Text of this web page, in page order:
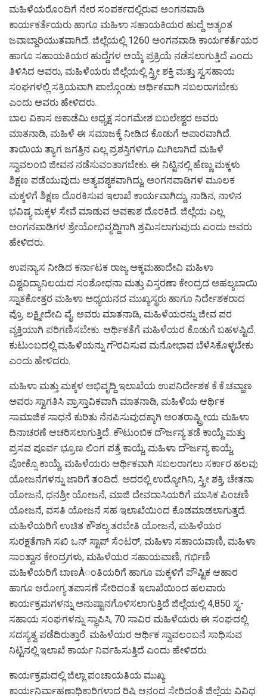
ಮಹಿಳೆಯರೊಂದಿಗೆ ನೇರ ಸಂಪರ್ಕದಲ್ಲಿರುವ ಅಂಗನವಾಡಿ
ಕಾರ್ಯಕರ್ತೆಯರು ಹಾಗೂ ಮಹಿಳಾ ಸಹಾಯಕಿಯರ ಹುದ್ದೆ ಅತ್ಯಂತ
ಜವಾಬ್ದಾರಿಯುತವಾಗಿದೆ. ಜಿಲ್ಲೆಯಲ್ಲಿ 1260 ಅಂಗನವಾಡಿ ಕಾರ್ಯಕರ್ತೆಯರ
ಹಾಗೂ ಸಹಾಯಕಿಯರ ಹುದ್ದೆಗಳ ಆಯ್ಕೆ ಪ್ರಕ್ರಿಯೆ ನಡೆಸಲಾಗುತ್ತಿದೆ ಎಂದು
ತಿಳಿಸಿದ ಅವರು, ಮಹಿಳೆಯರು ಜಿಲ್ಲೆಯಲ್ಲಿ ಸ್ತ್ರೀ ಶಕ್ತಿ ಮತ್ತು ಸ್ವಸಹಾಯ
ಸಂಘಗಳಲ್ಲಿ ಸಕ್ರಿಯವಾಗಿ ಪಾಲ್ಗೊಂಡು ಆರ್ಥಿಕವಾಗಿ ಸಬಲರಾಗಬೇಕು
ಎಂದು ಅವರು ಹೇಳಿದರು.
ಬಾಲ ವಿಕಾಸ ಅಕಾಡೆಮಿ ಅಧ್ಯಕ್ಷ ಸಂಗಮೇಶ ಬಬಲೇಶ್ವರ ಅವರು
ಮಾತನಾಡಿ, ಮಹಿಳೆ ಈ ಸಮಾಜಕ್ಕೆ ನೀಡಿದ ಕೊಡುಗೆ ಅಪಾರವಾಗಿದೆ.
ತಾಯಿಯ ತ್ಯಾಗ ಜಗತ್ತಿನ ಎಲ್ಲ ಪ್ರಶಸ್ತಿಗಳಿಗೂ ಮಿಗಿಲಾಗಿದೆ ಮಹಿಳೆ
ಸ್ವಾವಲಂಬಿ ಜೀವನ ನಡೆಸುವಂತಾಗಬೇಕು. ಈ ನಿಟ್ಟಿನಲ್ಲಿ ಹೆಣ್ಣು ಮಕ್ಕಳು
ಶಿಕ್ಷಣ ಪಡೆಯುವುದು ಅತ್ಯವಶ್ಯಕವಾಗಿದ್ದು, ಅಂಗನವಾಡಿಗಳ ಮೂಲಕ
ಮಕ್ಕಳಿಗೆ ಶಿಕ್ಷಣ ದೊರಕಿಸುವ ಇಲಾಖೆ ಕಾರ್ಯವಾಗಿದ್ದು, ನಾಡಿನ, ನಾಳಿನ
ಭವಿಷ್ಯ ಮಕ್ಕಳ ಸೇವೆ ಮಾಡುವ ಅವಕಾಶ ದೊರಕಿದೆ. ಜಿಲ್ಲೆಯ ಎಲ್ಲ
ಅಂಗನವಾಡಿಗಳ ಶ್ರೇಯೋಭಿವೃದ್ದಿಗಾಗಿ ಶ್ರಮಿಸಲಾಗುವುದು ಎಂದು ಅವರು
ಹೇಳಿದರು.
ಉಪನ್ಯಾಸ ನೀಡಿದ ಕರ್ನಾಟಕ ರಾಜ್ಯ ಅಕ್ಕಮಹಾದೇವಿ ಮಹಿಳಾ
ವಿಶ್ವವಿದ್ಯಾನಿಲಯದ ಸಂಶೋಧನಾ ಮತ್ತು ವಿಸ್ತರಣಾ ಕೇಂದ್ರದ ಅಹಲ್ಯಬಾಯಿ
ಸ್ನಾತಕೋತ್ತರ ಮಹಿಳಾ ಅಧ್ಯಯನದ ಮುಖ್ಯಸ್ಥರು ಹಾಗೂ ನಿರ್ದೇಶಕರಾದ
ಪ್ರೊ. ಲಕ್ಷ್ಮೀದೇವಿ ವೈ. ಅವರು ಮಾತನಾಡಿ, ಮಹಿಳೆಯರನ್ನು ಜೀವ ಪರ
ವ್ಯಕ್ತಿಯಾಗಿ ಪರಿಗಣಿಸಬೇಕು. ಆರ್ಥಿಕತೆಗೆ ಮಹಿಳೆಯರ ಕೊಡುಗೆ ಬಹಳಷ್ಟಿದೆ.
ಕುಟುಂಬದಲ್ಲಿ ಮಹಿಳೆಯನ್ನು ಗೌರವಿಸುವ ಮನೋಭಾವ ಬೆಳೆಸಿಕೊಳ್ಳಬೇಕು
ಎಂದು ಹೇಳಿದರು.
ಮಹಿಳಾ ಮತ್ತು ಮಕ್ಕಳ ಅಭಿವೃದ್ದಿ ಇಲಾಖೆಯ ಉಪನಿರ್ದೇಶಕ ಕೆ.ಕೆ.ಚವ್ಹಾಣ
ಅವರು ಸ್ವಾಗತಿಸಿ ಪ್ರಾಸ್ತಾವಿಕವಾಗಿ ಮಾತನಾಡಿ, ಮಹಿಳೆಯ ಆರ್ಥಿಕ
ಸಾಮಾಜಿಕ ಸಾಧನೆ ಕುರಿತು ನೆನಪಿಸುವುದಕ್ಕಾಗಿ ಅಂತರಾಷ್ಟ್ರೀಯ ಮಹಿಳಾ
ದಿನಾಚರಣೆ ಆಚರಿಸಲಾಗುತ್ತಿದೆ. ಕೌಟುಂಬಿಕ ದೌರ್ಜನ್ಯ ತಡೆ ಕಾಯ್ದೆ ಮತ್ತು
ಪ್ರಸವ ಪೂರ್ವ ಭ್ರೂಣ ಲಿಂಗ ಪತ್ತೆ ಕಾಯ್ದೆ, ಮಹಿಳಾ ದೌರ್ಜನ್ಯ ಕಾಯ್ದೆ,
ಪೋಕ್ಸೊ ಕಾಯ್ದೆ, ಮಹಿಳೆಯರು ಆರ್ಥಿಕವಾಗಿ ಸಬಲರಾಗಲು ಸರ್ಕಾರ ಹಲವು
ಯೋಜನೆಗಳನ್ನು ಜಾರಿಗೆ ತಂದಿದೆ. ಅದರಲ್ಲಿ ಉದ್ಯೋಗಿನಿ, ಸ್ತ್ರೀ ಶಕ್ತಿ, ಚೇತನಾ
ಯೋಜನೆ, ಧನಶ್ರೀ ಯೋಜನೆ, ಮಾಜಿ ದೇವದಾಸಿಯರಿಗೆ ಮಾಸಿಕ ಪಿಂಚಣಿ
ಯೋಜನೆ, ವಸತಿ ಯೋಜನೆ ಸಹ ಇಲಾಖೆಯಿಂದ ಕೊಡಮಾಡಲಾಗುತ್ತದೆ.
ಮಹಿಳೆಯರಿಗೆ ಉಚಿತ ಕೌಶಲ್ಯ ತರಬೇತಿ ಯೋಜನೆ, ಮಹಿಳೆಯರ
ಸುರಕ್ಷತೆಗಾಗಿ ಸಖಿ ಒನ್ ಸ್ಟಾಪ್ ಸೆಂಟರ್, ಮಹಿಳಾ ಸಹಾಯವಾಣಿ, ಮಹಿಳಾ
ಸಾಂತ್ವಾನ ಕೇಂದ್ರಗಳು, ಮಹಿಳೆಯರ ಸಹಾಯವಾಣಿ, ಗರ್ಭಿಣಿ
ಮಹಿಳೆಯರಿಗೆ ಬಾಣÀಂತಿಯರಿಗೆ ಹಾಗೂ ಮಕ್ಕಳಿಗೆ ಪೌಷ್ಟಿಕ ಆಹಾರ
ಹಾಗೂ ಆರೋಗ್ಯ ತಪಾಸಣೆ ಸೇರಿದಂತೆ ಇಲಾಖೆಯಿಂದ ಹಲವಾರು
ಕಾರ್ಯಕ್ರಮಗಳನ್ನು ಅನುಷ್ಟಾನಗೊಳಿಸಲಾಗುತ್ತಿದೆ ಜಿಲ್ಲೆಯಲ್ಲಿ 4,850 ಸ್ವ-
ಸಹಾಯ ಸಂಘಗಳನ್ನು ಸ್ಥಾಪಿಸಿ, 70 ಸಾವಿರ ಮಹಿಳೆಯರು ಈ ಸಂಘದಲ್ಲಿ
ಸದಸ್ಯತ್ವ ಪಡೆದಿರುತ್ತಾರೆ. ಮಹಿಳೆಯರ ಆರ್ಥಿಕ ಸ್ವಾವಲಂಬನೆ ಸಾಧಿಸುವ
ನಿಟ್ಟಿನಲ್ಲಿ ಇಲಾಖೆ ಕಾರ್ಯ ನಿರ್ವಹಿಸುತ್ತಿದೆ ಎಂದು ಹೇಳಿದರು.
ಕಾರ್ಯಕ್ರಮದಲ್ಲಿ ಜಿಲ್ಲಾ ಪಂಚಾಯತಿಯ ಮುಖ್ಯ
ಕಾರ್ಯನಿರ್ವಾಹಣಾಧಿಕಾರಿಗಳಾದ ರಿಷಿ ಆನಂದ ಸೇರಿದಂತೆ ಜಿಲ್ಲೆಯ ವಿವಿಧ